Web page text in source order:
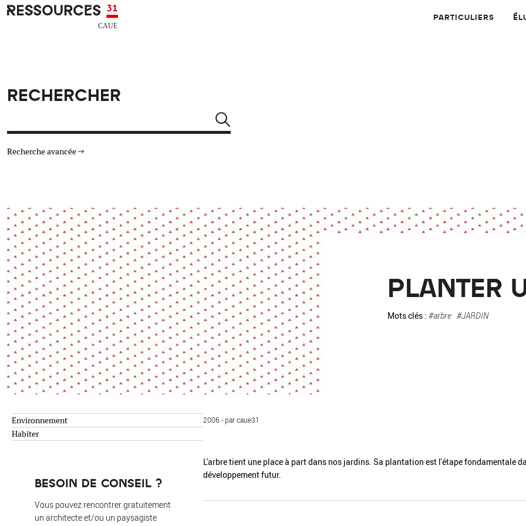
Aller au contenu principal
CAUE RESSOURCES 31 PARTICULIERS
RECHERCHER
Recherche avancée
Architecture
Arts Design
Énergie
Environnement
Habiter
Jeunes
Patrimoine
Paysage
Société
Transition écologique
Urbanisme
Actualité Animation Application
Dossier
Expérience Exposition Fiche / Guide Podcast
Revue Revue de presse Vidéo
AUTRES CRITÈRES
Réinitialiser
PLANTER
Mots clés : #arbre #JARDIN
Environnement
Habiter
BESOIN DE CONSEIL ?
Vous pouvez rencontrer gratuitement
un architecte et/ou un paysagiste
2006 - par caue31
L'arbre tient une place à part dans nos jardins. Sa plantation est l'étape fondamentale
développement futur.